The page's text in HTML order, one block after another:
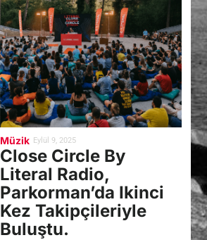
Müzik Eylül 9, 2025
Close Circle By
Literal Radio,
Parkorman’da Ikinci
Kez Takipçileriyle
Buluştu.